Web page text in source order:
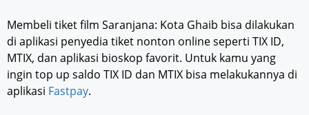
Membeli tiket film Saranjana: Kota Ghaib bisa dilakukan
di aplikasi penyedia tiket nonton online seperti TIX ID,
MTIX, dan aplikasi bioskop favorit. Untuk kamu yang
ingin top up saldo TIX ID dan MTIX bisa melakukannya di
aplikasi Fastpay.